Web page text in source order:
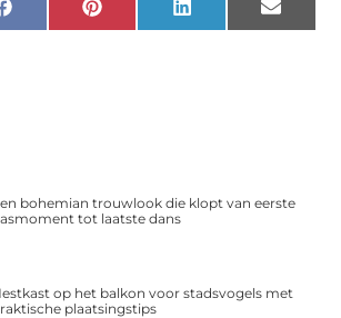
FacebookPinterest LinkedIn Email
bohemian trouwlook die klopt van eerste
tot laatste dans
op het balkon voor stadsvogels met
plaatsingstips